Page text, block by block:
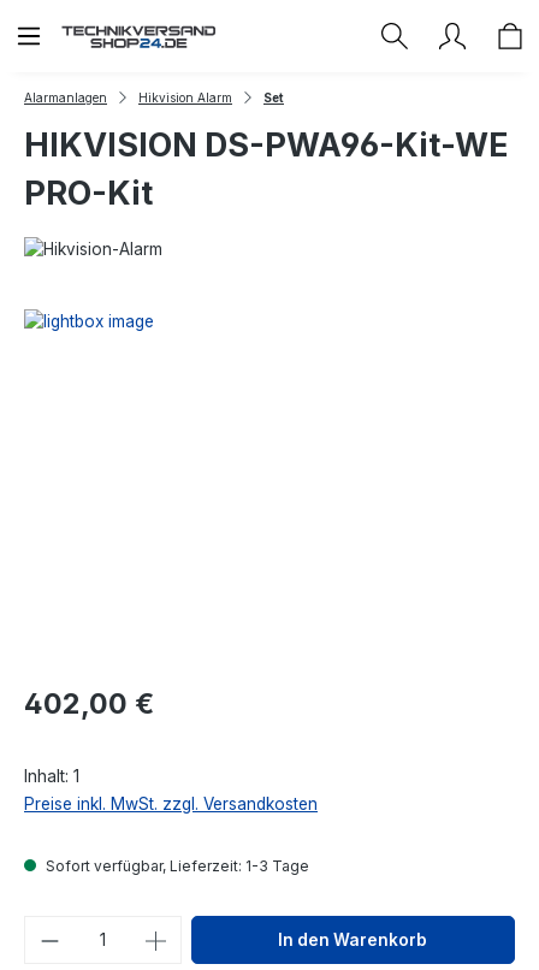
Zum Hauptinhalt springen
Alarmanlagen Hikvision Alarm Set
HIKVISION DS-PWA96-Kit-WE
PRO-Kit
Regulärer Preis:
402,00 €
Inhalt: 1
Preise inkl. MwSt. zzgl. Versandkosten
Sofort verfügbar, Lieferzeit: 1-3 Tage
Produkt Anzahl: Gib denIn den Warenkorb